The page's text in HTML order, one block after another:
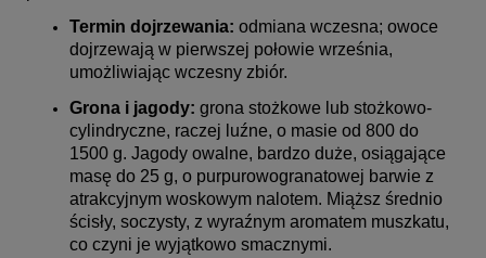
Termin dojrzewania: odmiana wczesna; owoce
dojrzewają w pierwszej połowie września,
umożliwiając wczesny zbiór.
Grona i jagody: grona stożkowe lub stożkowo-
cylindryczne, raczej luźne, o masie od 800 do
1500 g. Jagody owalne, bardzo duże, osiągające
masę do 25 g, o purpurowogranatowej barwie z
atrakcyjnym woskowym nalotem. Miąższ średnio
ścisły, soczysty, z wyraźnym aromatem muszkatu,
co czyni je wyjątkowo smacznymi.